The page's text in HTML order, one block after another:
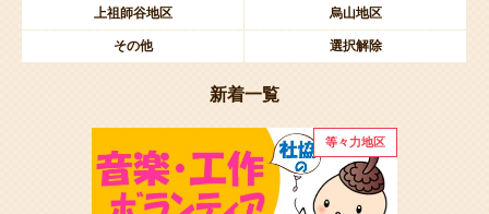
上祖師谷地区 烏山地区
その他 選択解除
新着一覧
等々力地区